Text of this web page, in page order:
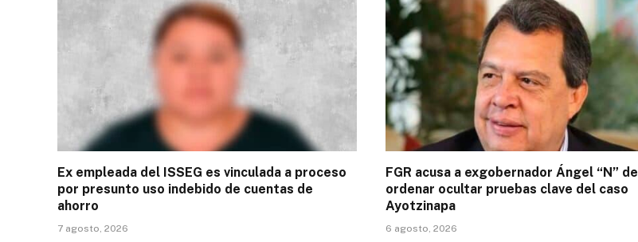
Ex empleada del ISSEG es vinculada a proceso
por presunto uso indebido de cuentas de
ahorro
7 agosto, 2026
FGR acusa a exgobernador Ángel “N” de
ordenar ocultar pruebas clave del caso
Ayotzinapa
6 agosto, 2026